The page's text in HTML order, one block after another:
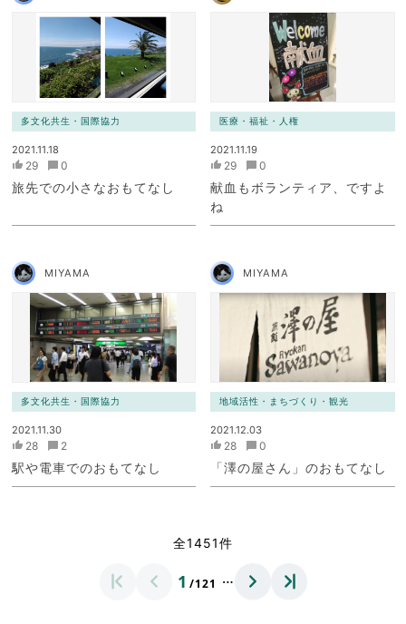
多文化共生・国際協力
2021.11.18
29 0
旅先での小さなおもてなし
医療・福祉・人権
2021.11.19
29 0
献血もボランティア、ですよ
ね
MIYAMA
多文化共生・国際協力
2021.11.30
28 2
駅や電車でのおもてなし
MIYAMA
地域活性・まちづくり・観光
2021.12.03
28 0
「澤の屋さん」のおもてなし
全1451件
1 /121 …